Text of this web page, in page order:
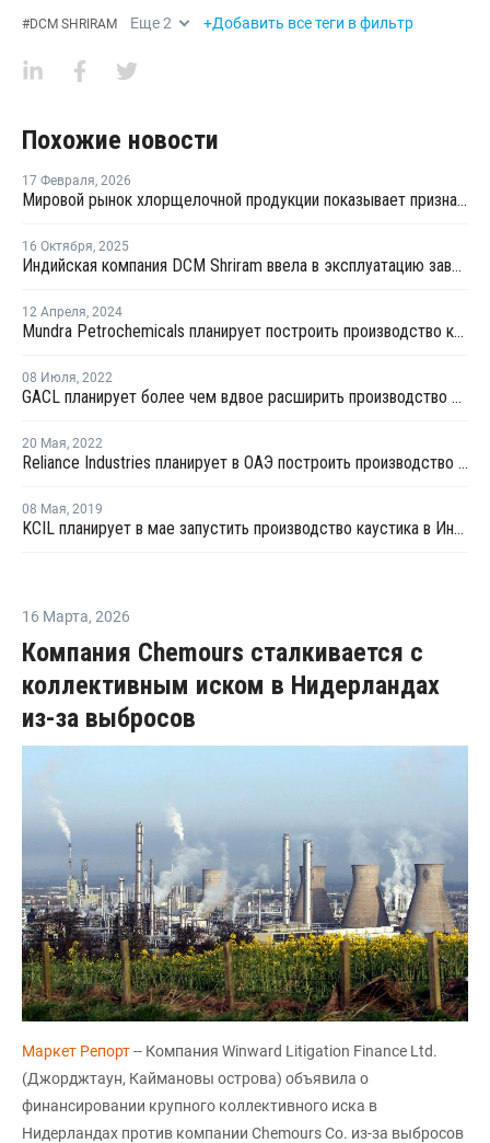
#DCM SHRIRAM Еще2 +Добавить все теги в фильтр
Похожие новости
17 Февраля, 2026
Мировой рынок хлорщелочной продукции показывает признаки восстановления
16 Октября, 2025
Индийская компания DCM Shriram ввела в эксплуатацию завод по производству эпихлоргидрина
12 Апреля, 2024
Mundra Petrochemicals планирует построить производство каустика в Индии
08 Июля, 2022
GACL планирует более чем вдвое расширить производство каустика в Дахедже
20 Мая, 2022
Reliance Industries планирует в ОАЭ построить производство ЭДХ и ПВХ
08 Мая, 2019
KCIL планирует в мае запустить производство каустика в Индии
16 Марта, 2026
Компания Chemours сталкивается с
коллективным иском в Нидерландах
из-за выбросов
Маркет Репорт-- Компания Winward Litigation Finance Ltd.
(Джорджтаун, Каймановы острова) объявила о
финансировании крупного коллективного иска в
Нидерландах против компании Chemours Co. из-за выбросов